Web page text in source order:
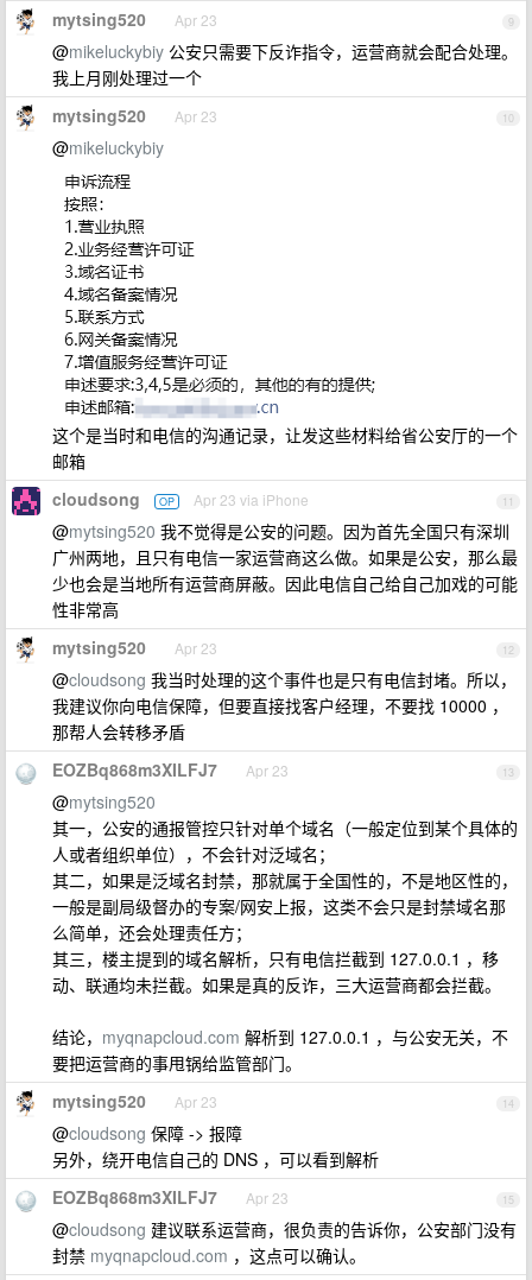
9
mytsing520 Apr 23
@mikeluckybiy 公安只需要下反诈指令，运营商就会配合处理。
我上月刚处理过一个
10
mytsing520 Apr 23
@mikeluckybiy
这个是当时和电信的沟通记录，让发这些材料给省公安厅的一个
邮箱
11
cloudsong OP Apr 23 via iPhone
@mytsing520 我不觉得是公安的问题。因为首先全国只有深圳
广州两地，且只有电信一家运营商这么做。如果是公安，那么最
少也会是当地所有运营商屏蔽。因此电信自己给自己加戏的可能
性非常高
12
mytsing520 Apr 23
@cloudsong 我当时处理的这个事件也是只有电信封堵。所以，
我建议你向电信保障，但要直接找客户经理，不要找 10000 ，
那帮人会转移矛盾
13
EOZBq868m3XILFJ7 Apr 23
@mytsing520
其一，公安的通报管控只针对单个域名（一般定位到某个具体的
人或者组织单位），不会针对泛域名；
其二，如果是泛域名封禁，那就属于全国性的，不是地区性的，
一般是副局级督办的专案/网安上报，这类不会只是封禁域名那
么简单，还会处理责任方；
其三，楼主提到的域名解析，只有电信拦截到 127.0.0.1 ，移
动、联通均未拦截。如果是真的反诈，三大运营商都会拦截。
结论， myqnapcloud.com 解析到 127.0.0.1 ，与公安无关，不
要把运营商的事甩锅给监管部门。
14
mytsing520 Apr 23
@cloudsong 保障 -> 报障
另外，绕开电信自己的 DNS ，可以看到解析
15
EOZBq868m3XILFJ7 Apr 23
@cloudsong 建议联系运营商，很负责的告诉你，公安部门没有
封禁 myqnapcloud.com ，这点可以确认。